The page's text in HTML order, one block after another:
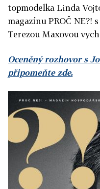
topmodelka Linda
magazínu PROČ
Terezou Maxovou
Oceněný rozhovor s
připomeňte zde.